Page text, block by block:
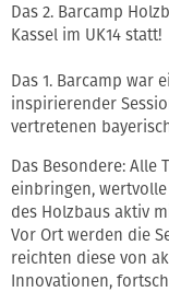
Das 2. Barcamp
Kassel im UK14 statt!
Das 1. Barcamp war
inspirierender
vertretenen
Das Besondere: Alle
einbringen,
des Holzbaus aktiv
Vor Ort werden die
reichten diese von
Innovationen,